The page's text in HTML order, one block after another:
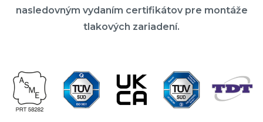
nasledovným vydaním certifikátov pre montáže
tlakových zariadení.